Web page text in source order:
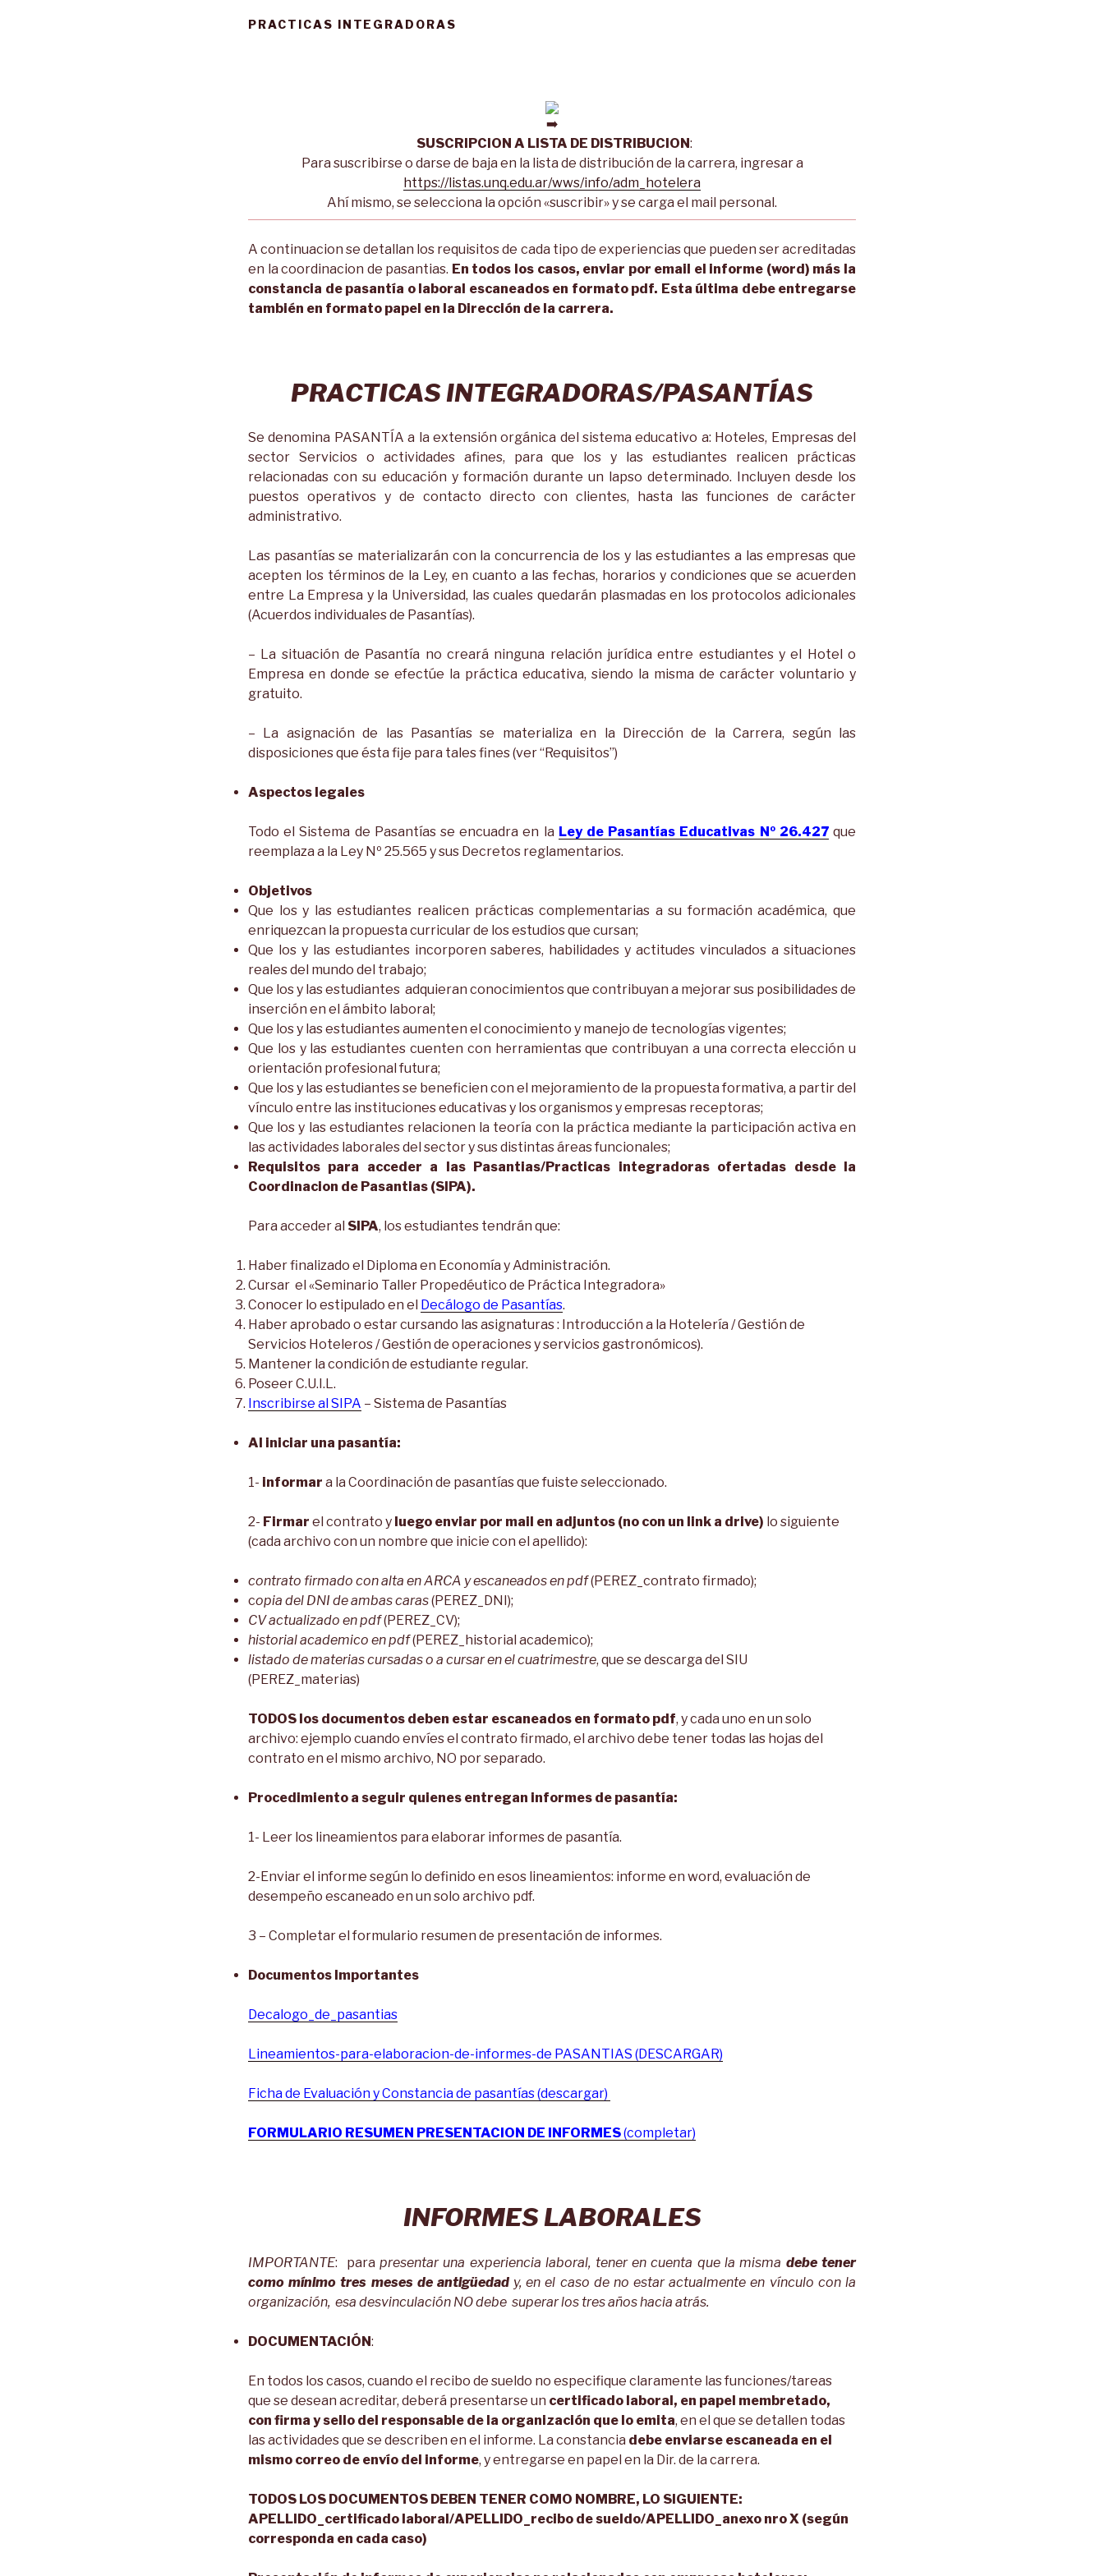
PRACTICAS INTEGRADORAS
SUSCRIPCION A LISTA DE DISTRIBUCION:
Para suscribirse o darse de baja en la lista de distribución de la carrera, ingresar a
https://listas.unq.edu.ar/wws/info/adm_hotelera
Ahí mismo, se selecciona la opción «suscribir» y se carga el mail personal.
A continuacion se detallan los requisitos de cada tipo de experiencias que pueden ser acreditadas
en la coordinacion de pasantias. En todos los casos, enviar por email el informe (word) más la
constancia de pasantía o laboral escaneados en formato pdf. Esta última debe entregarse
también en formato papel en la Dirección de la carrera.
PRACTICAS INTEGRADORAS/PASANTÍAS
Se denomina PASANTÍA a la extensión orgánica del sistema educativo a: Hoteles, Empresas del
sector Servicios o actividades afines, para que los y las estudiantes realicen prácticas
relacionadas con su educación y formación durante un lapso determinado. Incluyen desde los
puestos operativos y de contacto directo con clientes, hasta las funciones de carácter
administrativo.
Las pasantías se materializarán con la concurrencia de los y las estudiantes a las empresas que
acepten los términos de la Ley, en cuanto a las fechas, horarios y condiciones que se acuerden
entre La Empresa y la Universidad, las cuales quedarán plasmadas en los protocolos adicionales
(Acuerdos individuales de Pasantías).
– La situación de Pasantía no creará ninguna relación jurídica entre estudiantes y el Hotel o
Empresa en donde se efectúe la práctica educativa, siendo la misma de carácter voluntario y
gratuito.
– La asignación de las Pasantías se materializa en la Dirección de la Carrera, según las
disposiciones que ésta fije para tales fines (ver “Requisitos”)
Aspectos legales
Todo el Sistema de Pasantías se encuadra en la Ley de Pasantías Educativas Nº 26.427 que
reemplaza a la Ley Nº 25.565 y sus Decretos reglamentarios.
Objetivos
Que los y las estudiantes realicen prácticas complementarias a su formación académica, que
enriquezcan la propuesta curricular de los estudios que cursan;
Que los y las estudiantes incorporen saberes, habilidades y actitudes vinculados a situaciones
reales del mundo del trabajo;
Que los y las estudiantes adquieran conocimientos que contribuyan a mejorar sus posibilidades de
inserción en el ámbito laboral;
Que los y las estudiantes aumenten el conocimiento y manejo de tecnologías vigentes;
Que los y las estudiantes cuenten con herramientas que contribuyan a una correcta elección u
orientación profesional futura;
Que los y las estudiantes se beneficien con el mejoramiento de la propuesta formativa, a partir del
vínculo entre las instituciones educativas y los organismos y empresas receptoras;
Que los y las estudiantes relacionen la teoría con la práctica mediante la participación activa en
las actividades laborales del sector y sus distintas áreas funcionales;
Requisitos para acceder a las Pasantias/Practicas integradoras ofertadas desde la
Coordinacion de Pasantias (SIPA).
Para acceder al SIPA, los estudiantes tendrán que:
Haber finalizado el Diploma en Economía y Administración.
Cursar el «Seminario Taller Propedéutico de Práctica Integradora»
Conocer lo estipulado en el Decálogo de Pasantías.
Haber aprobado o estar cursando las asignaturas : Introducción a la Hotelería / Gestión de
Servicios Hoteleros / Gestión de operaciones y servicios gastronómicos).
Mantener la condición de estudiante regular.
Poseer C.U.I.L.
Inscribirse al SIPA – Sistema de Pasantías
Al iniciar una pasantía:
1- informar a la Coordinación de pasantías que fuiste seleccionado.
2- Firmar el contrato y luego enviar por mail en adjuntos (no con un link a drive) lo siguiente
(cada archivo con un nombre que inicie con el apellido):
contrato firmado con alta en ARCA y escaneados en pdf(PEREZ_contrato firmado);
copia del DNI de ambas caras(PEREZ_DNI);
CV actualizado en pdf(PEREZ_CV);
historial academico en pdf(PEREZ_historial academico);
listado de materias cursadas o a cursar en el cuatrimestre, que se descarga del SIU
(PEREZ_materias)
TODOS los documentos deben estar escaneados en formato pdf, y cada uno en un solo
archivo: ejemplo cuando envíes el contrato firmado, el archivo debe tener todas las hojas del
contrato en el mismo archivo, NO por separado.
Procedimiento a seguir quienes entregan informes de pasantía:
1- Leer los lineamientos para elaborar informes de pasantía.
2-Enviar el informe según lo definido en esos lineamientos: informe en word, evaluación de
desempeño escaneado en un solo archivo pdf.
3 – Completar el formulario resumen de presentación de informes.
Documentos Importantes
Decalogo_de_pasantias
Lineamientos-para-elaboracion-de-informes-de PASANTIAS (DESCARGAR)
Ficha de Evaluación y Constancia de pasantías (descargar)
FORMULARIO RESUMEN PRESENTACION DE INFORMES(completar)
INFORMES LABORALES
IMPORTANTE: para presentar una experiencia laboral, tener en cuenta que la misma debe tener
como mínimo tres meses de antigüedady, en el caso de no estar actualmente en vínculo con la
organización, esa desvinculación NO debe superar los tres años hacia atrás.
DOCUMENTACIÓN:
En todos los casos, cuando el recibo de sueldo no especifique claramente las funciones/tareas
que se desean acreditar, deberá presentarse un certificado laboral, en papel membretado,
con firma y sello del responsable de la organización que lo emita, en el que se detallen todas
las actividades que se describen en el informe. La constancia debe enviarse escaneada en el
mismo correo de envío del informe, y entregarse en papel en la Dir. de la carrera.
TODOS LOS DOCUMENTOS DEBEN TENER COMO NOMBRE, LO SIGUIENTE:
APELLIDO_certificado laboral/APELLIDO_recibo de sueldo/APELLIDO_anexo nro X (según
corresponda en cada caso)